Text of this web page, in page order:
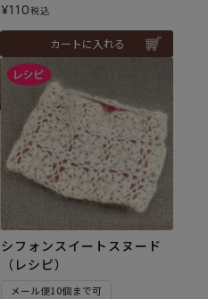
¥110税込
カートに入れる
シフォンスイートスヌード
（レシピ）
メール便10個まで可